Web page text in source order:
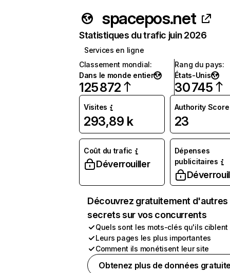
spacepos.net
Statistiques du trafic juin 2026
Services en ligne
Classement mondial:
Dans le monde entier
125 872
Rang du pays:
États-Unis
30 745
Visites
293,89 k
Authority Score
23
Coût du trafic
Déverrouiller
Dépenses
publicitaires
Découvrez gratuitement d'autres
secrets sur vos concurrents
Quels sont les mots-clés qu'ils ciblent
Leurs pages les plus importantes
Comment ils monétisent leur site
Obtenez plus de données